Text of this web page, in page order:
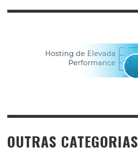
OUTRAS CATEGORIAS